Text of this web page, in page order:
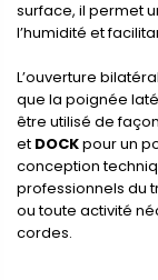
surface, il permet
l’humidité et
L’ouverture
que la poignée
être utilisé de
et DOCKpour un
conception
professionnels du
ou toute activité
cordes.